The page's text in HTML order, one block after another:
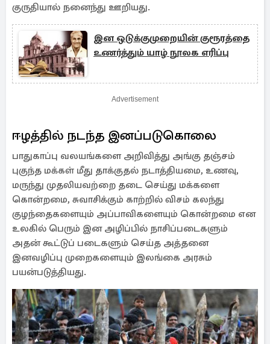
குருதியால் நனைந்து ஊறியது.
இன ஒடுக்குமுறையின் குரூரத்தை
உணர்த்தும் யாழ் நூலக எரிப்பு
Advertisement
ஈழத்தில் நடந்த இனப்படுகொலை
பாதுகாப்பு வலயங்களை அறிவித்து அங்கு தஞ்சம்
புகுந்த மக்கள் மீது தாக்குதல் நடாத்தியமை, உணவு,
மருந்து முதலியவற்றை தடை செய்து மக்களை
கொன்றமை, சுவாசிக்கும் காற்றில் விசம் கலந்து
குழந்தைகளையும் அப்பாவிகளையும் கொன்றமை என
உலகில் பெரும் இன அழிப்பில் நாசிப்படைகளும்
அதன் கூட்டுப் படைகளும் செய்த அத்தனை
இனவழிப்பு முறைகளையும் இலங்கை அரசும்
பயன்படுத்தியது.